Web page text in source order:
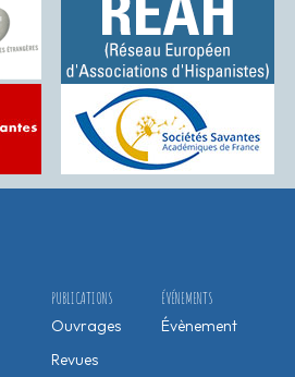
ÉVÉNEMENTS
Évènement
PUBLICATIONS
Ouvrages
Revues